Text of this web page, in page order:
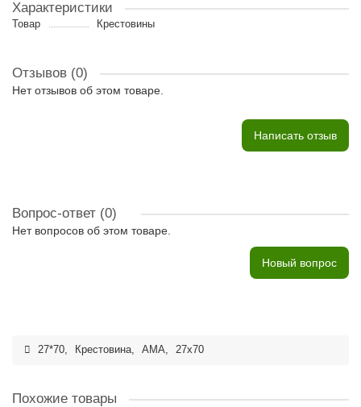
Характеристики
Товар Крестовины
Отзывов (0)
Нет отзывов об этом товаре.
Написать отзыв
Вопрос-ответ (0)
Нет вопросов об этом товаре.
Новый вопрос
27*70, Крестовина, AMA, 27x70
Похожие товары